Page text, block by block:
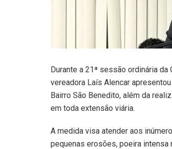
Durante a 21ª sessão ordinária da
vereadora Laís Alencar
Bairro São Benedito, além da
em toda extensão viária.
A medida visa atender aos
pequenas erosões, poeira